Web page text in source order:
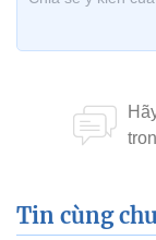
Tin cùng